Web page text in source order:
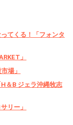
てくる！「フォンタ
」
場」
＆B ジェラ沖縄牧志
リー」